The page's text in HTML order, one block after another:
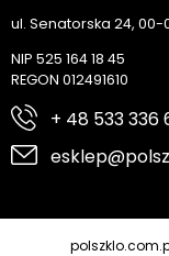
ul. Senatorska 24, 00-
NIP 525 164 18 45
REGON 012491610
+ 48 533 336